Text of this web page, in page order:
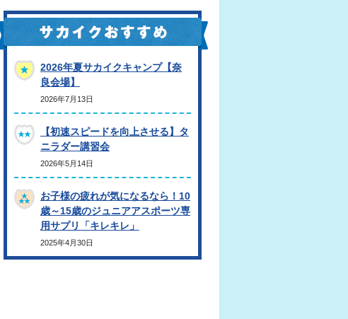
2026年夏サカイクキャンプ【奈
良会場】
2026年7月13日
【初速スピードを向上させる】タ
ニラダー講習会
2026年5月14日
お子様の疲れが気になるなら！10
歳～15歳のジュニアアスポーツ専
用サプリ「キレキレ」
2025年4月30日